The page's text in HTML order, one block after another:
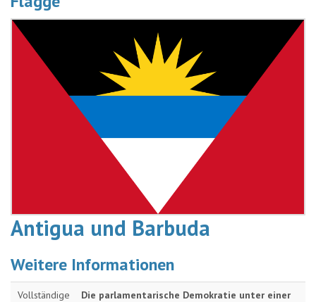
Antigua und Barbuda
Weitere Informationen
Vollständige
Die parlamentarische Demokratie unter einer